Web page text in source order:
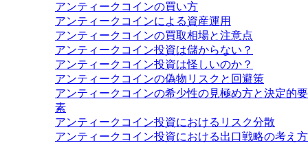
アンティークコインの買い方
アンティークコインによる資産運用
アンティークコインの買取相場と注意点
アンティークコイン投資は儲からない？
アンティークコイン投資は怪しいのか？
アンティークコインの偽物リスクと回避策
アンティークコインの希少性の見極め方と決定的要
素
アンティークコイン投資におけるリスク分散
アンティークコイン投資における出口戦略の考え方